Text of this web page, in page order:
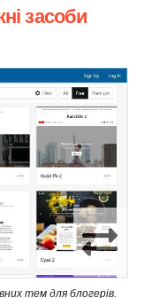
засоби
тем для блогерів.